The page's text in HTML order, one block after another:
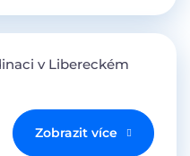
v Libereckém
Zobrazit více